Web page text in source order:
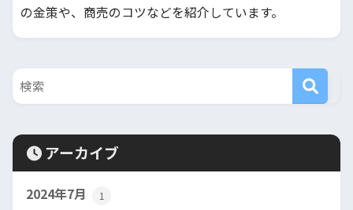
の金策や、商売のコツなどを紹介しています。
アーカイブ
2024年7月 1